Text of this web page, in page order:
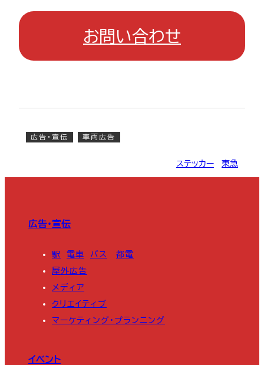
お問い合わせ
広告・宣伝 車両広告
ステッカー 東急
広告・宣伝
駅 電車 バス
都電
屋外広告
メディア
クリエイティブ
マーケティング・プランニング
イベント